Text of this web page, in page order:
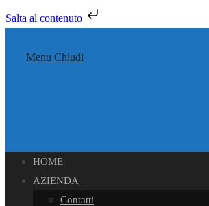
Salta al contenuto
Menu Chiudi
HOME
AZIENDA
Contatti